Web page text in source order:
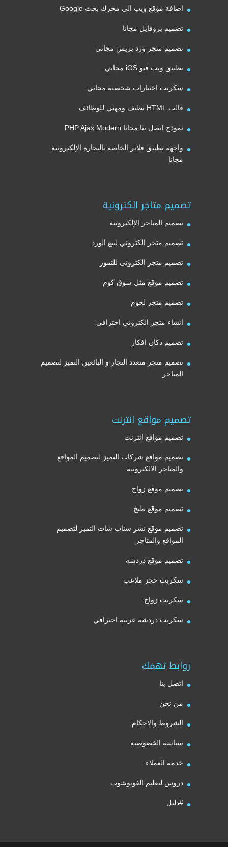
اضافة موقع ويب الى محرك بحث Google
تصميم بروفايل مجانا
تصميم متجر ورد بريس مجاني
تطبيق ويب فيو iOS مجاني
سكربت اختبارات شخصية مجاني
قالب HTML نظيف ومهني للوظائف
نموذج اتصل بنا مجانا PHP Ajax Modern
واجهة تطبيق فلاتر الخاصة بالتجارة الإلكترونية
مجانا
تصميم متاجر الكترونية
تصميم المتاجر الإلكترونية
تصميم متجر الكتروني لبيع الورد
تصميم متجر الكترونى للتمور
تصميم موقع مثل سوق كوم
تصميم متجر لحوم
انشاء متجر الكتروني احترافي
تصميم دكان افكار
تصميم متجر متعدد التجار و البائعين التميز لتصميم
المتاجر
تصميم مواقع انترنت
تصميم مواقع انترنت
تصميم مواقع شركات التميز لتصميم المواقع
والمتاجر الالكترونية
تصميم موقع زواج
تصميم موقع طبخ
تصميم موقع نشر سناب شات التميز لتصميم
المواقع والمتاجر
تصميم موقع دردشه
سكربت حجز ملاعب
سكربت زواج
سكربت دردشة عربية احترافي
روابط تهمك
اتصل بنا
من نحن
الشروط والاحكام
سياسة الخصوصيه
خدمة العملاء
دروس لتعليم الفوتوشوب
#دليل